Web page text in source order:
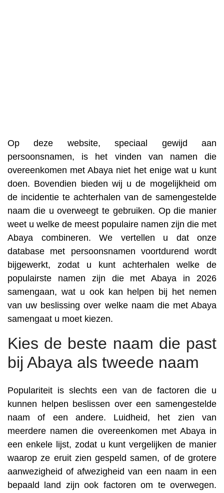
Op deze website, speciaal gewijd aan
persoonsnamen, is het vinden van namen die
overeenkomen met Abaya niet het enige wat u kunt
doen. Bovendien bieden wij u de mogelijkheid om
de incidentie te achterhalen van de samengestelde
naam die u overweegt te gebruiken. Op die manier
weet u welke de meest populaire namen zijn die met
Abaya combineren. We vertellen u dat onze
database met persoonsnamen voortdurend wordt
bijgewerkt, zodat u kunt achterhalen welke de
populairste namen zijn die met Abaya in 2026
samengaan, wat u ook kan helpen bij het nemen
van uw beslissing over welke naam die met Abaya
samengaat u moet kiezen.
Kies de beste naam die past
bij Abaya als tweede naam
Populariteit is slechts een van de factoren die u
kunnen helpen beslissen over een samengestelde
naam of een andere. Luidheid, het zien van
meerdere namen die overeenkomen met Abaya in
een enkele lijst, zodat u kunt vergelijken de manier
waarop ze eruit zien gespeld samen, of de grotere
aanwezigheid of afwezigheid van een naam in een
bepaald land zijn ook factoren om te overwegen.